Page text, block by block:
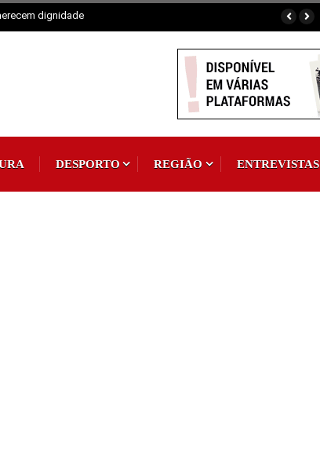
dignidade
DESPORTO REGIÃO ENTREVISTAS